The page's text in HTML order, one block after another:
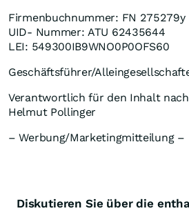
Firmenbuchnummer: FN 275279y
UID- Nummer: ATU 62435644
LEI: 549300IB9WNO0P0OFS60
Geschäftsführer/
Verantwortlich für den Inhalt
Helmut Pollinger
– Werbung/Marketingmitteilung –
Diskutieren Sie über die